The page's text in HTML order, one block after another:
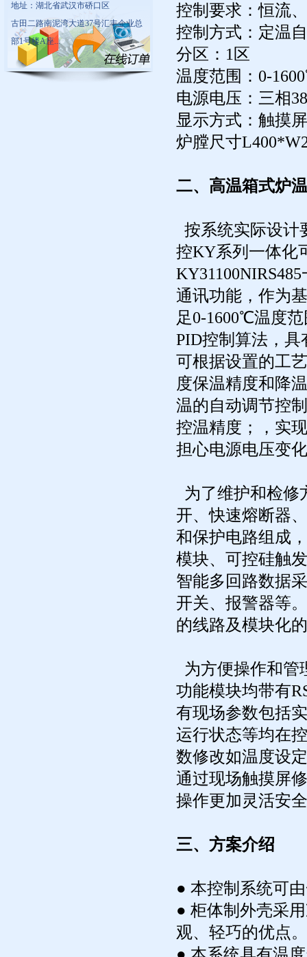
地址：湖北省武汉市硚口区
古田二路南泥湾大道37号汇丰企业总
部1号楼A座...
控制要求：恒流
控制方式：定温
分区：1区
温度范围：0-
电源电压：三相
显示方式：触摸屏
炉膛尺寸
二、高温箱式炉
按系统实际设计
控KY系列一体化
通讯功能，作为
足0-1600℃温度
PID控制算法，
可根据设置的工
度保温精度和降
温的自动调节控
控温精度；，实
担心电源电压变
为了维护和检修
开、快速熔断器
和保护电路组成
模块、可控硅触
智能多回路数据
开关、报警器等
的线路及模块化
为方便操作和管
功能模块均带有
有现场参数包括
运行状态等均在
数修改如温度设
通过现场触摸屏
操作更加灵活安
三、方案介绍
● 本控制系统可
● 柜体制外壳采
观、轻巧的优点